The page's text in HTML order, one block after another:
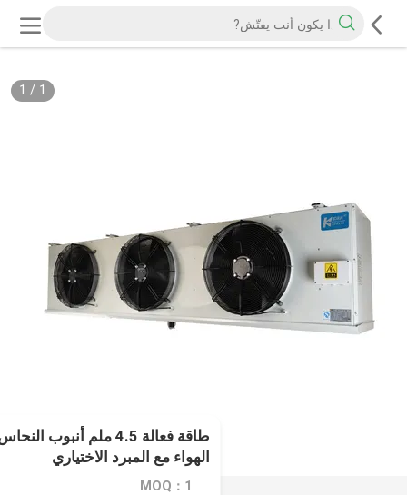
1
/
1
طاقة فعالة 4.5 ملم
الهواء مع المبرد الاختياري
MOQ：1